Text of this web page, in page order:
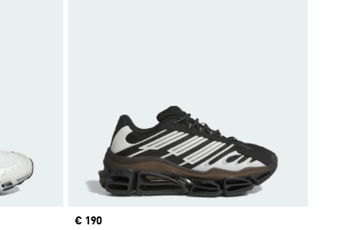
Price
€ 190